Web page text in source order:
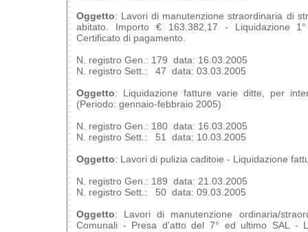
Oggetto: Lavori di manutenzione straordinaria di
abitato. Importo € 163.382,17 - Liquidazione
Certificato di pagamento.
N. registro Gen.: 179 data: 16.03.2005
N. registro Sett.: 47 data: 03.03.2005
Oggetto: Liquidazione fatture varie ditte, per
(Periodo: gennaio-febbraio 2005)
N. registro Gen.: 180 data: 16.03.2005
N. registro Sett.: 51 data: 10.03.2005
Oggetto: Lavori di pulizia caditoie - Liquidazione
N. registro Gen.: 189 data: 21.03.2005
N. registro Sett.: 50 data: 09.03.2005
Oggetto: Lavori di manutenzione ordinaria/
Comunali - Presa d'atto del 7° ed ultimo SAL -